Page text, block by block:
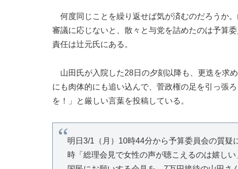
何度同じことを繰り返せば気が済むのだろうか
審議に応じないと、散々と与党を詰めたのは予算
責任は辻元氏にある。
山田氏が入院した28日の夕刻以降も、更迭を求
にも肉体的にも追い込んで、菅政権の足を引っ張
を！」と厳しい言葉を投稿している。
明日3/1（月）10時44分から予算委員会の質
時「総理会見で女性の声が聴こえるのは嬉し